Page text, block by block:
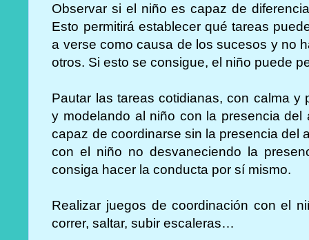
Observar si el niño es capaz de
Esto permitirá establecer qué tareas
a verse como causa de los sucesos y no
otros. Si esto se consigue, el niño puede
Pautar las tareas cotidianas, con calma y
y modelando al niño con la presencia
capaz de coordinarse sin la presencia del
con el niño no desvaneciendo la
consiga hacer la conducta por sí mismo.
Realizar juegos de coordinación con el
correr, saltar, subir escaleras…